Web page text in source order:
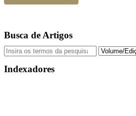
Busca de Artigos
Indexadores